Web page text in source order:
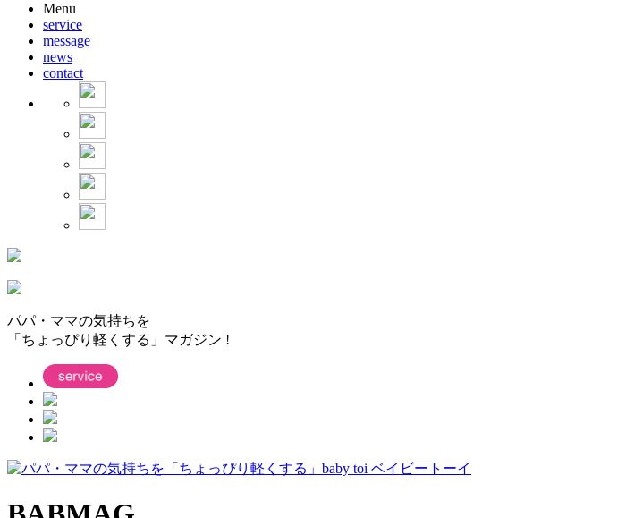
Menu
service
message
news
contact
パパ・ママの気持ちを
「ちょっぴり軽くする」マガジン !